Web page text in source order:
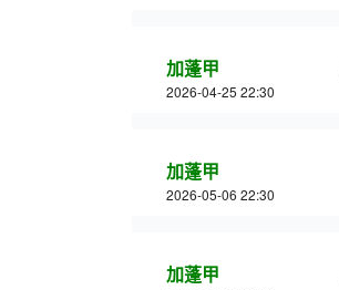
加蓬甲
2026-04-25 22:30
加蓬甲
2026-05-06 22:30
加蓬甲